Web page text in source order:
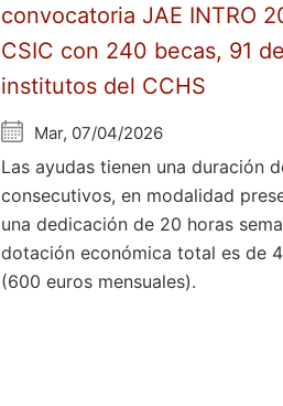
convocatoria JAE INTRO
CSIC con 240 becas, 91
institutos del CCHS
Mar, 07/04/2026
Las ayudas tienen una duración
consecutivos, en modalidad
una dedicación de 20 horas
dotación económica total es de
(600 euros mensuales).